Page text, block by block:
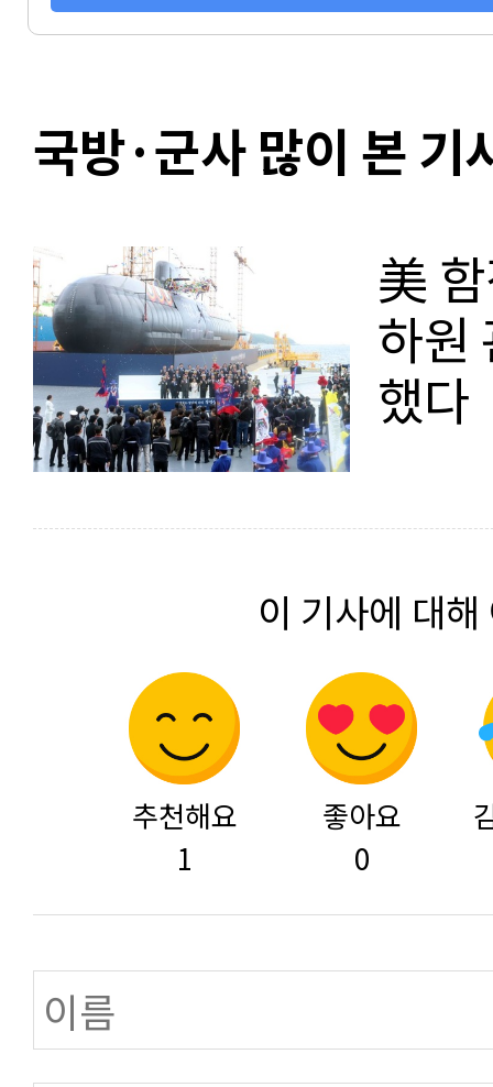
국방·군사 많이 본 기
美
하원
했다
이 기사에 대
추천해요
1
좋아요
0